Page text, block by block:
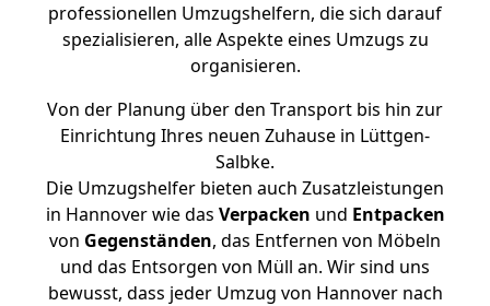
professionellen Umzugshelfern, die sich darauf
spezialisieren, alle Aspekte eines Umzugs zu
organisieren.
Von der Planung über den Transport bis hin zur
Einrichtung Ihres neuen Zuhause in Lüttgen-
Salbke.
Die Umzugshelfer bieten auch Zusatzleistungen
in Hannover wie das Verpacken und Entpacken
von Gegenständen, das Entfernen von Möbeln
und das Entsorgen von Müll an. Wir sind uns
bewusst, dass jeder Umzug von Hannover nach